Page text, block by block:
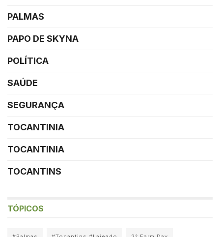
PALMAS
PAPO DE SKYNA
POLÍTICA
SAÚDE
SEGURANÇA
TOCANTINIA
TOCANTINIA
TOCANTINS
TÓPICOS